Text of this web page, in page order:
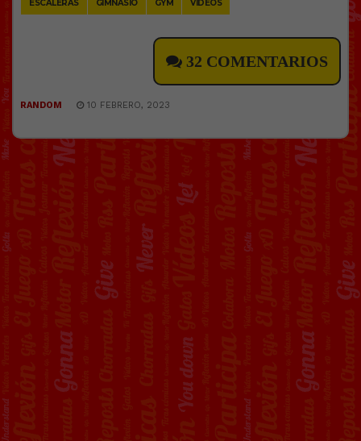
ESCALERAS GIMNASIO GYM VÍDEOS
32 COMENTARIOS
RANDOM 10 FEBRERO, 2023